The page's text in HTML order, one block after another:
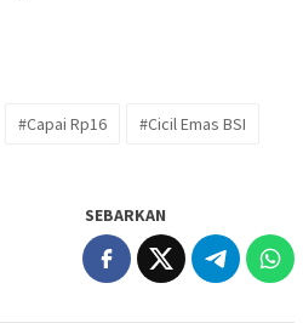
#Capai Rp16
#Cicil Emas BSI
SEBARKAN